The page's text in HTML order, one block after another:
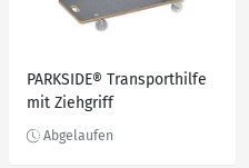
PARKSIDE® Transporthilfe
mit Ziehgriff